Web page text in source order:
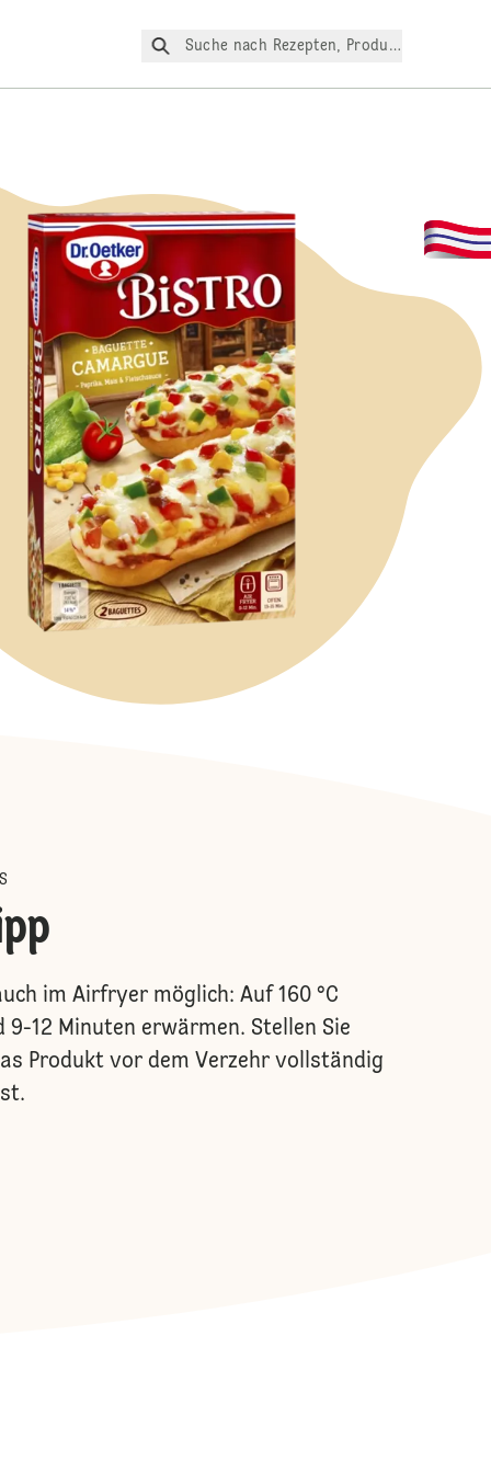
Suche nach Rezepten, Produkte, etc.
im Airfryer möglich: Auf 160 °C
9-12 Minuten erwärmen. Stellen Sie
Produkt vor dem Verzehr vollständig